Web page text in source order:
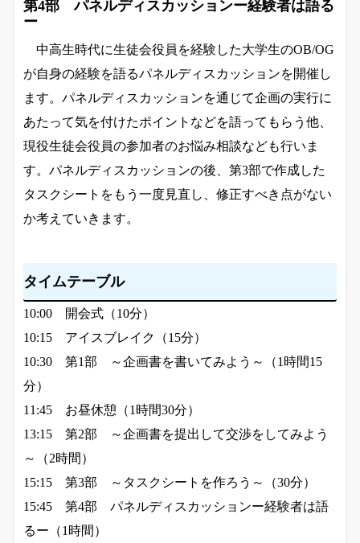
第4部 パネルディスカッションー経験者は語る
ー
中高生時代に生徒会役員を経験した大学生のOB/OG
が自身の経験を語るパネルディスカッションを開催し
ます。パネルディスカッションを通じて企画の実行に
あたって気を付けたポイントなどを語ってもらう他、
現役生徒会役員の参加者のお悩み相談なども行いま
す。パネルディスカッションの後、第3部で作成した
タスクシートをもう一度見直し、修正すべき点がない
か考えていきます。
タイムテーブル
10:00 開会式（10分）
10:15 アイスブレイク（15分）
10:30 第1部 ～企画書を書いてみよう～（1時間15
分）
11:45 お昼休憩（1時間30分）
13:15 第2部 ～企画書を提出して交渉をしてみよう
～（2時間）
15:15 第3部 ～タスクシートを作ろう～（30分）
15:45 第4部 パネルディスカッションー経験者は語
るー（1時間）